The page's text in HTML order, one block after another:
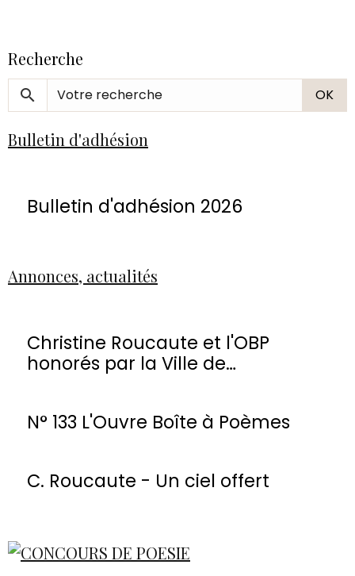
Recherche
OK
Bulletin d'adhésion
Bulletin d'adhésion 2026
Annonces, actualités
Christine Roucaute et l'OBP
honorés par la Ville de
N° 133 L'Ouvre Boîte à Poèmes
C. Roucaute - Un ciel offert